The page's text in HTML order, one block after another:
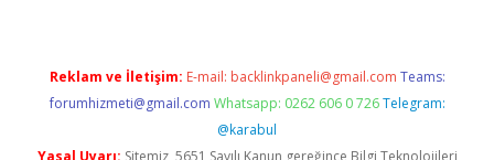
Reklam ve İletişim: E-mail: backlinkpaneli@gmail.com Teams:
forumhizmeti@gmail.com Whatsapp: 0262 606 0 726 Telegram:
@karabul
Yasal Uyarı: Sitemiz, 5651 Sayılı Kanun gereğince Bilgi Teknolojileri